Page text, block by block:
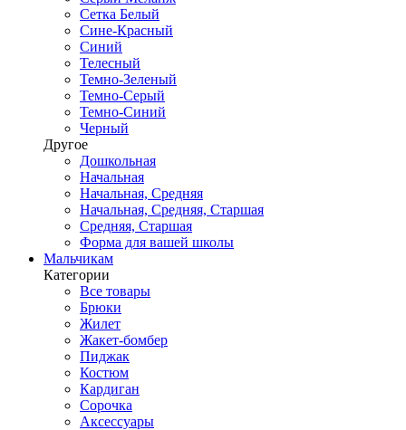
Сетка Белый
Сине-Красный
Синий
Телесный
Темно-Зеленый
Темно-Серый
Темно-Синий
Черный
Другое
Дошкольная
Начальная
Начальная, Средняя
Начальная, Средняя, Старшая
Средняя, Старшая
Форма для вашей школы
Мальчикам
Категории
Все товары
Брюки
Жилет
Жакет-бомбер
Пиджак
Костюм
Кардиган
Сорочка
Аксессуары